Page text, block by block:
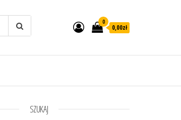
0
0,00zł
SZUKAJ